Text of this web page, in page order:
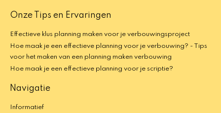
Onze Tips en Ervaringen
Effectieve klus planning maken voor je verbouwingsproject
Hoe maak je een effectieve planning voor je verbouwing? - Tips
voor het maken van een planning maken verbouwing
Hoe maak je een effectieve planning voor je scriptie?
Navigatie
Informatief